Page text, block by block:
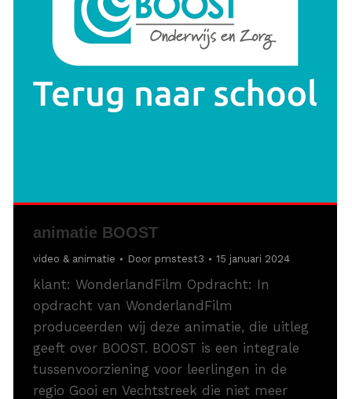
animatie BOOST
video & animatie Door pmstest3 15 januari 2024
klant: WonderlandFilm Opdracht: In
opdracht van WonderlandFilm
produceerden wij deze animatie, die uitleg
geeft over BOOST. BOOST is een integrale
tussenvoorziening voor leerlingen in de
regio Gooi en Vechtstreek die niet meer